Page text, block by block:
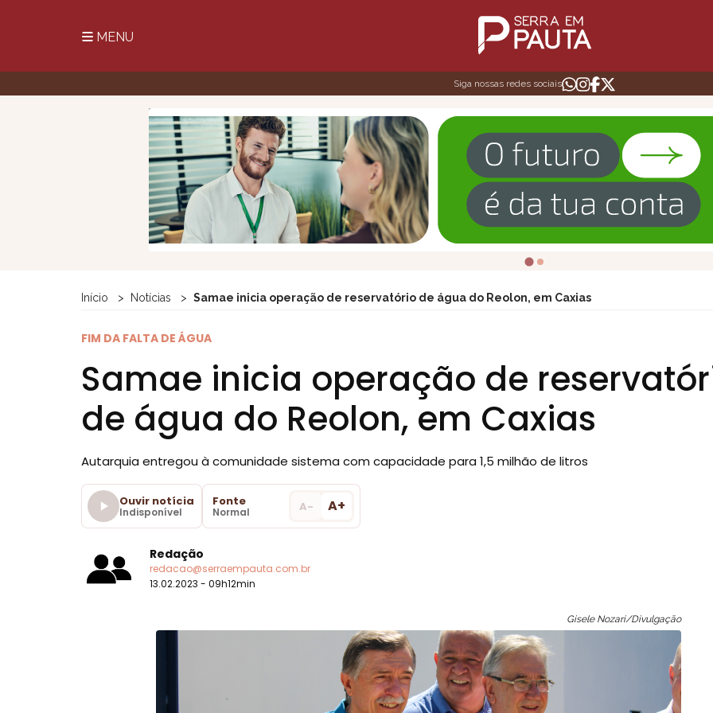
MENU
Siga nossas redes sociais
Início Notícias Samae inicia operação de reservatório de água do Reolon, em Caxias
FIM DA FALTA DE ÁGUA
Samae inicia operação de
de água do Reolon, em Caxias
Autarquia entregou à comunidade sistema com capacidade para 1,5 milhão de litros
Ouvir notícia
Indisponível
Fonte
Normal A- A+
Redação
redacao@serraempauta.com.br
13.02.2023 - 09h12min
Gisele Nozari/Divulgação